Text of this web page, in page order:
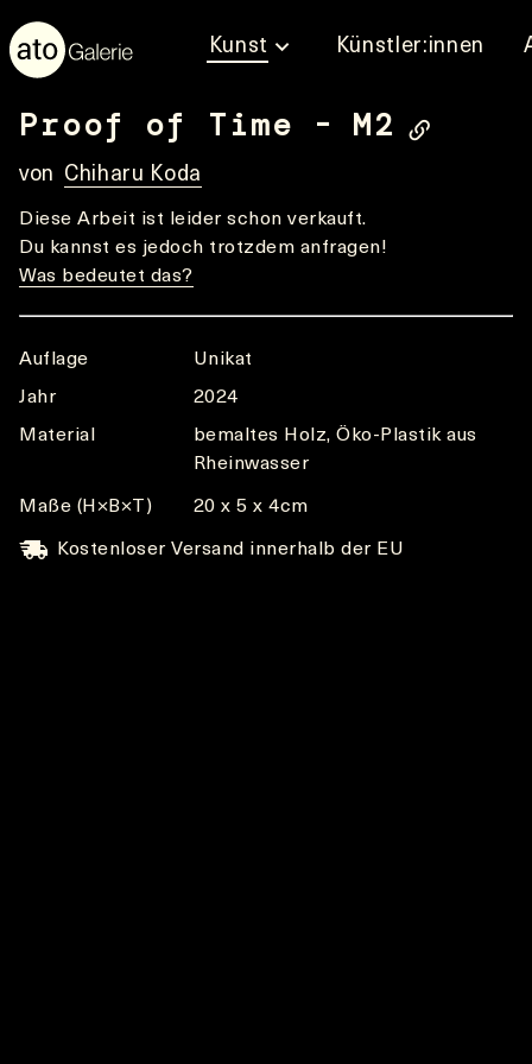
Kunst Künstler:innen
Proof of Time - M2
von Chiharu Koda
Diese Arbeit ist leider schon verkauft.
Du kannst es jedoch trotzdem anfragen!
Was bedeutet das?
Auflage
Unikat
Jahr
2024
Material
bemaltes Holz, Öko-Plastik aus
Rheinwasser
Maße (H×B×T) 20 x 5 x 4cm
Kostenloser Versand innerhalb der EU